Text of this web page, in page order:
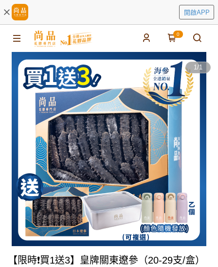
開啟APP
0
1/1
【限時❗買1送3】皇牌關東遼參（20-29支/盒）